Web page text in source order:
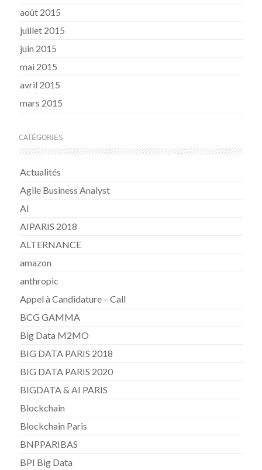
août 2015
juillet 2015
juin 2015
mai 2015
avril 2015
mars 2015
CATÉGORIES
Actualités
Agile Business Analyst
AI
AIPARIS 2018
ALTERNANCE
amazon
anthropic
Appel à Candidature – Call
BCG GAMMA
Big Data M2MO
BIG DATA PARIS 2018
BIG DATA PARIS 2020
BIGDATA & AI PARIS
Blockchain
Blockchain Paris
BNPPARIBAS
BPI Big Data